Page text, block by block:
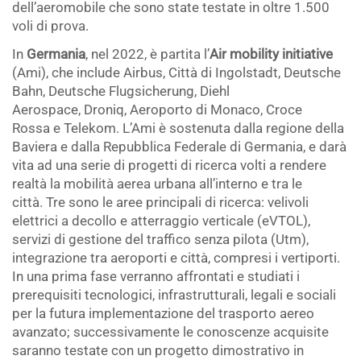
dell’aeromobile che sono state testate in oltre 1.500
voli di prova.
In Germania, nel 2022, è partita l’Air mobility initiative
(Ami), che include Airbus, Città di Ingolstadt, Deutsche
Bahn, Deutsche Flugsicherung, Diehl
Aerospace, Droniq, Aeroporto di Monaco, Croce
Rossa e Telekom. L’Ami è sostenuta dalla regione della
Baviera e dalla Repubblica Federale di Germania, e darà
vita ad una serie di progetti di ricerca volti a rendere
realtà la mobilità aerea urbana all’interno e tra le
città. Tre sono le aree principali di ricerca: velivoli
elettrici a decollo e atterraggio verticale (eVTOL),
servizi di gestione del traffico senza pilota (Utm),
integrazione tra aeroporti e città, compresi i vertiporti.
In una prima fase verranno affrontati e studiati i
prerequisiti tecnologici, infrastrutturali, legali e sociali
per la futura implementazione del trasporto aereo
avanzato; successivamente le conoscenze acquisite
saranno testate con un progetto dimostrativo in